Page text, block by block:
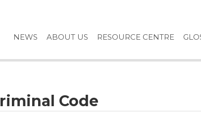
NEWS ABOUT US RESOURCE CENTRE
Code